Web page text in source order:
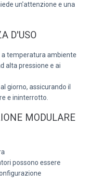
un'attenzione e una
D'USO
a temperatura ambiente
alta pressione e ai
giorno, assicurando il
e ininterrotto.
MODULARE
possono essere